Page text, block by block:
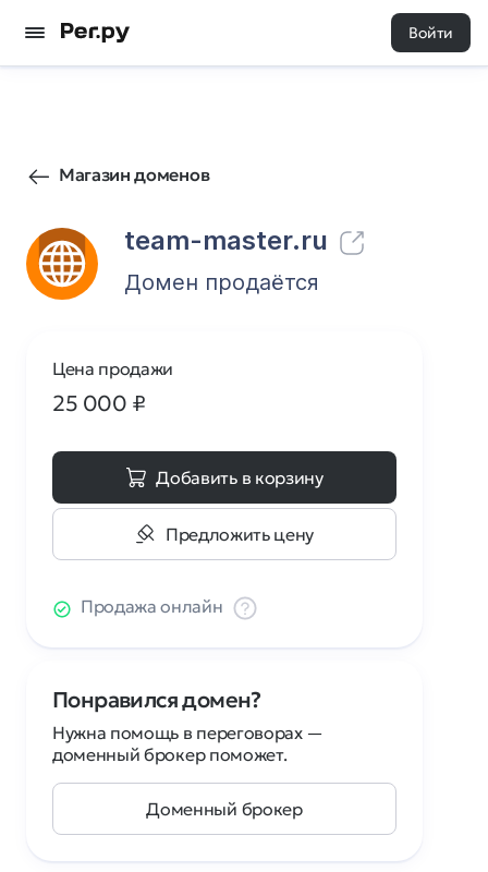
Войти
Магазин доменов
team-master.ru
79 0
Домен продаётся
Цена продажи
25 000 ₽
Добавить в корзину
Предложить цену
Продажа онлайн
Понравился домен?
Нужна помощь в переговорах —
доменный брокер поможет.
Доменный брокер